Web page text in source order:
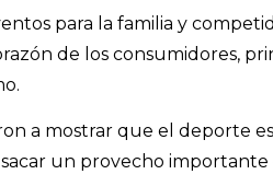
para la familia y
de los consumidores,
a mostrar que el deporte
un provecho importante